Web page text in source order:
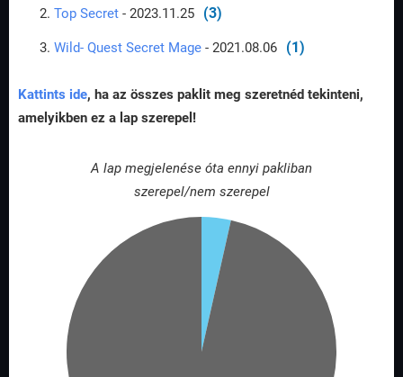
Top Secret - 2023.11.25 (3)
Wild- Quest Secret Mage - 2021.08.06 (1)
Kattints ide, ha az összes paklit meg szeretnéd tekinteni,
amelyikben ez a lap szerepel!
A lap megjelenése óta ennyi pakliban
szerepel/nem szerepel